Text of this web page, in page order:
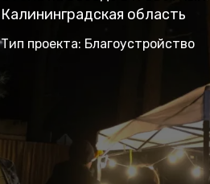
Калининградская область
Тип проекта: Благоустройство